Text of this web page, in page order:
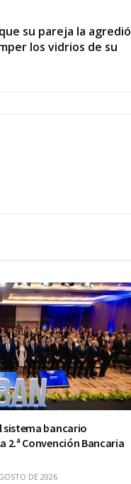
su pareja la agredió
los vidrios de su
sistema bancario
2.ª Convención Bancaria
DE 2026